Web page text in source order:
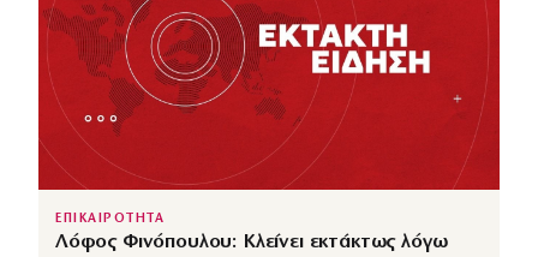
ΕΠΙΚΑΙΡΟΤΗΤΑ
Λόφος Φινόπουλου: Κλείνει εκτάκτως λόγω